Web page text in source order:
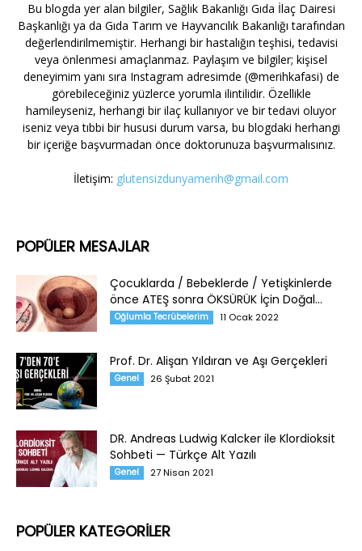
Bu blogda yer alan bilgiler, Sağlık Bakanlığı Gıda İlaç Dairesi
Başkanlığı ya da Gıda Tarım ve Hayvancılık Bakanlığı tarafından
değerlendirilmemiştir. Herhangi bir hastalığın teşhisi, tedavisi
veya önlenmesi amaçlanmaz. Paylaşım ve bilgiler; kişisel
deneyimim yanı sıra Instagram adresimde (@merihkafasi) de
görebileceğiniz yüzlerce yorumla ilintilidir. Özellikle
hamileyseniz, herhangi bir ilaç kullanıyor ve bir tedavi oluyor
iseniz veya tıbbi bir hususi durum varsa, bu blogdaki herhangi
bir içeriğe başvurmadan önce doktorunuza başvurmalısınız.
İletişim: glutensizdunyamerih@gmail.com
POPÜLER MESAJLAR
Çocuklarda / Bebeklerde / Yetişkinlerde
önce ATEŞ sonra ÖKSÜRÜK İçin Doğal...
Oğlumla Tecrübelerim 11 Ocak 2022
Prof. Dr. Alişan Yıldıran ve Aşı Gerçekleri
Genel 26 Şubat 2021
DR. Andreas Ludwig Kalcker ile Klordioksit
Sohbeti — Türkçe Alt Yazılı
Genel 27 Nisan 2021
POPÜLER KATEGORİLER